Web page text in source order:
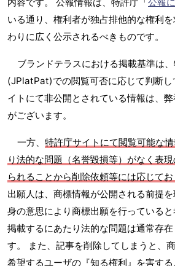
内容です。 公報情報は、特許庁「公報
いる通り、権利者が独占排他的な権利
わりに広く公示されるべきものです。
ブランドテラスにおける掲載基準は
(JPlatPat)での閲覧可否に応じて判断し
イトにて非公開とされている情報は、
がございます。
一方、 特許庁サイトにて閲覧可能な
り法的な問題（名誉毀損等）がなく表
られることから削除依頼等には応じて
出願人は、商標情報が公開される前提
身の意思により商標出願を行っている
掲載するにあたり法的な問題は通常存
す。 また、記事を削除してしまうと、
希望するユーザの『知る権利』を害す